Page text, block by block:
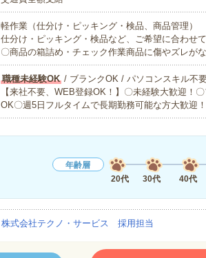
軽作業（仕分け・ピッキング・検品、商品管理）
仕分け・ピッキング・検品など、ご希望に合わせ
〇商品の箱詰め・チェック作業商品に傷やズレが
職種未経験OK/ ブランクOK / パソコンスキル不
【来社不要、WEB登録OK！】〇未経験大歓迎
OK〇週5日フルタイムで長期勤務可能な方大歓迎
年齢層
20代
30代 40代
株式会社テクノ・サービス 採用担当